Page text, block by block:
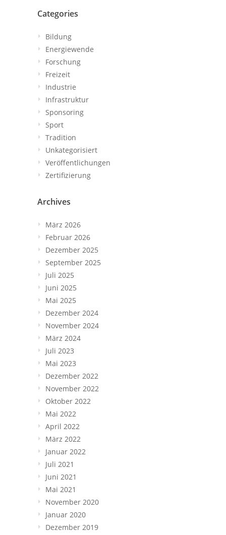
Categories
Bildung
Energiewende
Forschung
Freizeit
Industrie
Infrastruktur
Sponsoring
Sport
Tradition
Unkategorisiert
Veröffentlichungen
Zertifizierung
Archives
März 2026
Februar 2026
Dezember 2025
September 2025
Juli 2025
Juni 2025
Mai 2025
Dezember 2024
November 2024
März 2024
Juli 2023
Mai 2023
Dezember 2022
November 2022
Oktober 2022
Mai 2022
April 2022
März 2022
Januar 2022
Juli 2021
Juni 2021
Mai 2021
November 2020
Januar 2020
Dezember 2019